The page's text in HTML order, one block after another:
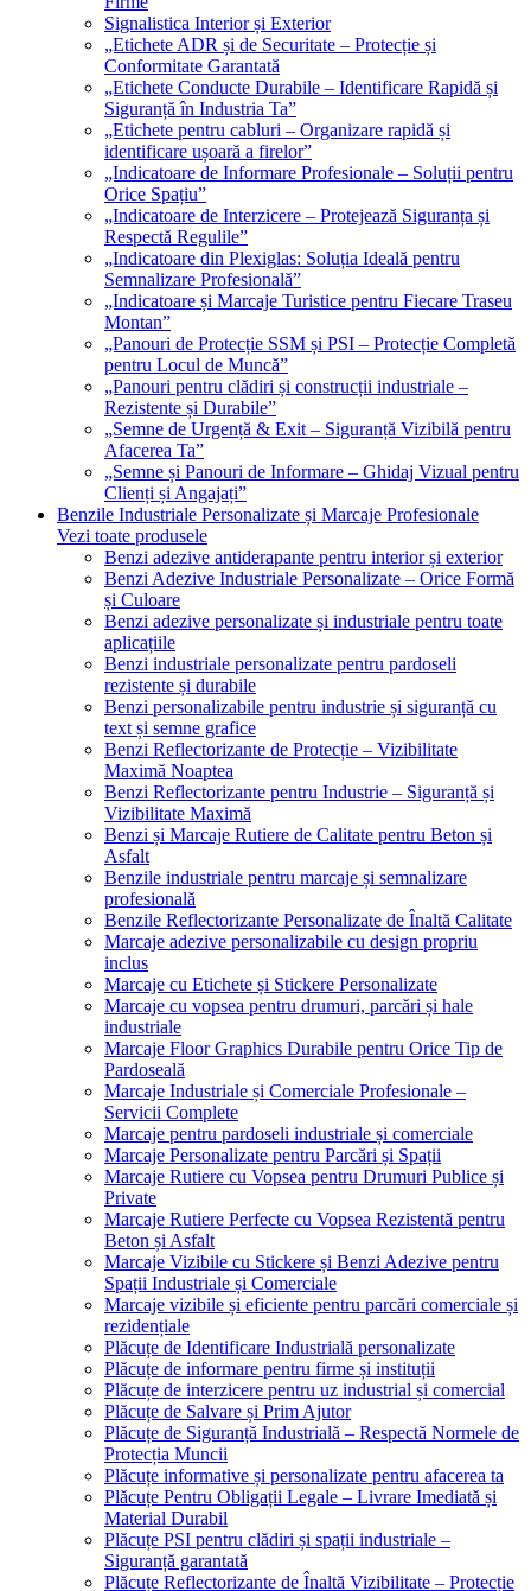
Signalistica Interior și Exterior
„Etichete ADR și de Securitate – Protecție și
Conformitate Garantată
„Etichete Conducte Durabile – Identificare Rapidă și
Siguranță în Industria Ta”
„Etichete pentru cabluri – Organizare rapidă și
identificare ușoară a firelor”
„Indicatoare de Informare Profesionale – Soluții pentru
Orice Spațiu”
„Indicatoare de Interzicere – Protejează Siguranța și
Respectă Regulile”
„Indicatoare din Plexiglas: Soluția Ideală pentru
Semnalizare Profesională”
„Indicatoare și Marcaje Turistice pentru Fiecare Traseu
Montan”
„Panouri de Protecție SSM și PSI – Protecție Completă
pentru Locul de Muncă”
„Panouri pentru clădiri și construcții industriale –
Rezistente și Durabile”
„Semne de Urgență & Exit – Siguranță Vizibilă pentru
Afacerea Ta”
„Semne și Panouri de Informare – Ghidaj Vizual pentru
Clienți și Angajați”
Benzile Industriale Personalizate și Marcaje Profesionale
Vezi toate produsele
Benzi adezive antiderapante pentru interior și exterior
Benzi Adezive Industriale Personalizate – Orice Formă
și Culoare
Benzi adezive personalizate și industriale pentru toate
aplicațiile
Benzi industriale personalizate pentru pardoseli
rezistente și durabile
Benzi personalizabile pentru industrie și siguranță cu
text și semne grafice
Benzi Reflectorizante de Protecție – Vizibilitate
Maximă Noaptea
Benzi Reflectorizante pentru Industrie – Siguranță și
Vizibilitate Maximă
Benzi și Marcaje Rutiere de Calitate pentru Beton și
Asfalt
Benzile industriale pentru marcaje și semnalizare
profesională
Benzile Reflectorizante Personalizate de Înaltă Calitate
Marcaje adezive personalizabile cu design propriu
inclus
Marcaje cu Etichete și Stickere Personalizate
Marcaje cu vopsea pentru drumuri, parcări și hale
industriale
Marcaje Floor Graphics Durabile pentru Orice Tip de
Pardoseală
Marcaje Industriale și Comerciale Profesionale –
Servicii Complete
Marcaje pentru pardoseli industriale și comerciale
Marcaje Personalizate pentru Parcări și Spații
Marcaje Rutiere cu Vopsea pentru Drumuri Publice și
Private
Marcaje Rutiere Perfecte cu Vopsea Rezistentă pentru
Beton și Asfalt
Marcaje Vizibile cu Stickere și Benzi Adezive pentru
Spații Industriale și Comerciale
Marcaje vizibile și eficiente pentru parcări comerciale și
rezidențiale
Plăcuțe de Identificare Industrială personalizate
Plăcuțe de informare pentru firme și instituții
Plăcuțe de interzicere pentru uz industrial și comercial
Plăcuțe de Salvare și Prim Ajutor
Plăcuțe de Siguranță Industrială – Respectă Normele de
Protecția Muncii
Plăcuțe informative și personalizate pentru afacerea ta
Plăcuțe Pentru Obligații Legale – Livrare Imediată și
Material Durabil
Plăcuțe PSI pentru clădiri și spații industriale –
Siguranță garantată
Plăcuțe Reflectorizante de Înaltă Vizibilitate – Protecție